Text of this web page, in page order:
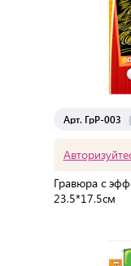
Арт. ГрР-003
Гравюра с
23,5*17,5см